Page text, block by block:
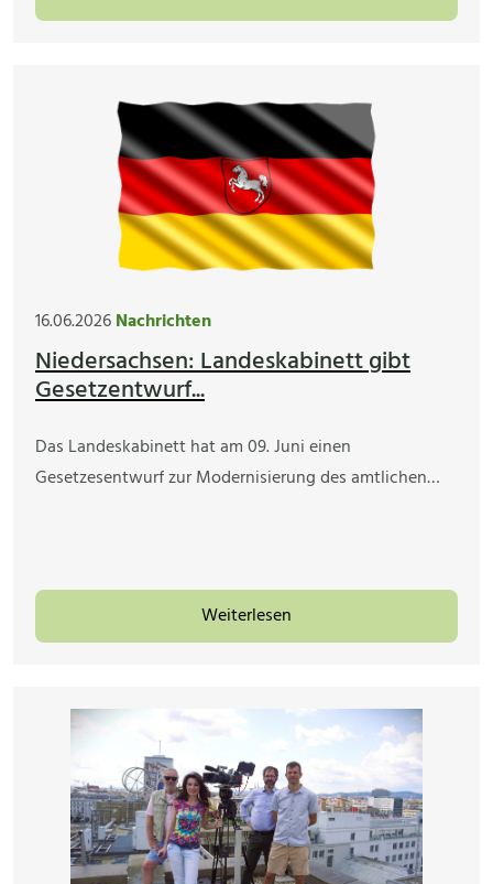
16.06.2026Nachrichten
Niedersachsen: Landeskabinett gibt
Gesetzentwurf...
Das Landeskabinett hat am 09. Juni einen
Gesetzesentwurf zur Modernisierung des amtlichen…
Weiterlesen